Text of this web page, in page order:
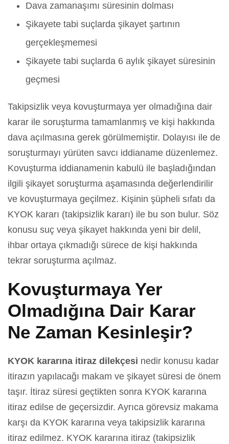
Dava zamanaşımı süresinin dolması
Şikayete tabi suçlarda şikayet şartının
gerçekleşmemesi
Şikayete tabi suçlarda 6 aylık şikayet süresinin
geçmesi
Takipsizlik veya kovuşturmaya yer olmadığına dair
karar ile soruşturma tamamlanmış ve kişi hakkında
dava açılmasına gerek görülmemiştir. Dolayısı ile de
soruşturmayı yürüten savcı iddianame düzenlemez.
Kovuşturma iddianamenin kabulü ile başladığından
ilgili şikayet soruşturma aşamasında değerlendirilir
ve kovuşturmaya geçilmez. Kişinin şüpheli sıfatı da
KYOK kararı (takipsizlik kararı) ile bu son bulur. Söz
konusu suç veya şikayet hakkında yeni bir delil,
ihbar ortaya çıkmadığı sürece de kişi hakkında
tekrar soruşturma açılmaz.
Kovuşturmaya Yer
Olmadığına Dair Karar
Ne Zaman Kesinleşir?
KYOK kararına itiraz dilekçesi nedir konusu kadar
itirazın yapılacağı makam ve şikayet süresi de önem
taşır. İtiraz süresi geçtikten sonra KYOK kararına
itiraz edilse de geçersizdir. Ayrıca görevsiz makama
karşı da KYOK kararına veya takipsizlik kararına
itiraz edilmez. KYOK kararına itiraz (takipsizlik